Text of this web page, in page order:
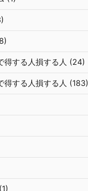
得する人損する人 (24)
得する人損する人 (183)